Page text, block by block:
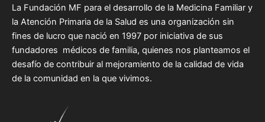
La Fundación MF para el desarrollo de la Medicina Familiar y
la Atención Primaria de la Salud es una organización sin
fines de lucro que nació en 1997 por iniciativa de sus
fundadores médicos de familia, quienes nos planteamos el
desafío de contribuir al mejoramiento de la calidad de vida
de la comunidad en la que vivimos.